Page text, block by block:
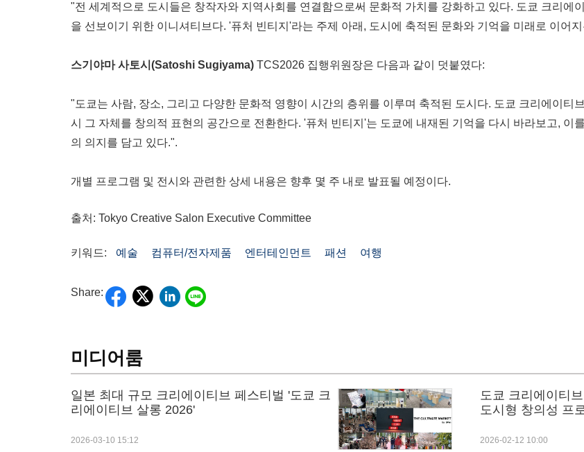
"전 세계적으로 도시들은 창작자와 지역사회를 연결함으로써 문화적 가치를 강화하고 있다. 도쿄 크리에
을 선보이기 위한 이니셔티브다. '퓨처 빈티지'라는 주제 아래, 도시에 축적된 문화와 기억을 미래로 이어
스기야마 사토시(Satoshi Sugiyama) TCS2026 집행위원장은 다음과 같이 덧붙였다:
"도쿄는 사람, 장소, 그리고 다양한 문화적 영향이 시간의 층위를 이루며 축적된 도시다. 도쿄 크리에이티
시 그 자체를 창의적 표현의 공간으로 전환한다. '퓨처 빈티지'는 도쿄에 내재된 기억을 다시 바라보고, 이
의 의지를 담고 있다.".
개별 프로그램 및 전시와 관련한 상세 내용은 향후 몇 주 내로 발표될 예정이다.
출처: Tokyo Creative Salon Executive Committee
키워드: 예술 컴퓨터/전자제품 엔터테인먼트 패션 여행
Share:
미디어룸
일본 최대 규모 크리에이티브 페스티벌 '도쿄 크
리에이티브 살롱 2026'
2026-03-10 15:12
도쿄 크리에이티
도시형 창의성 프
2026-02-12 10:00